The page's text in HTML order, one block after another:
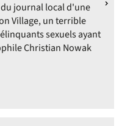
journal local d'une
Village, un terrible
sexuels ayant
Christian Nowak